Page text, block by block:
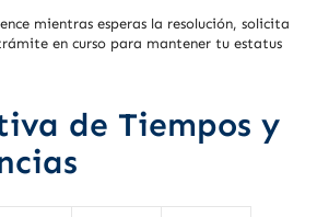
mientras esperas la resolución, solicita
en curso para mantener tu estatus
de Tiempos y